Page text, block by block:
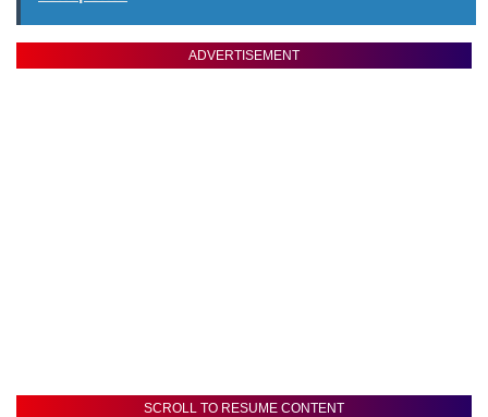
ADVERTISEMENT
SCROLL TO RESUME CONTENT